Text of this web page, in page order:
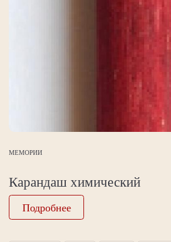
МЕМОРИИ
Карандаш химический
Подробнее